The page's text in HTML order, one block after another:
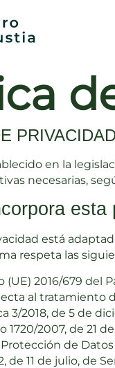
en la
necesarias,
esta
está
respeta las
(UE) 2016/679 del
al tratamiento
3/2018, de 5 de
1720/2007, de 21
de Datos
de 11 de julio, de